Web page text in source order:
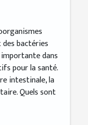
bactéries
dans
pour la santé.
intestinale, la
Quels sont